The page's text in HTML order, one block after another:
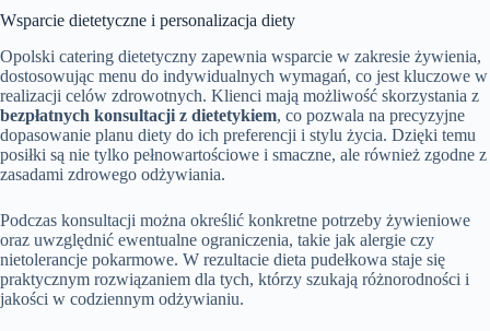
Wsparcie dietetyczne i personalizacja diety
Opolski catering dietetyczny zapewnia wsparcie w zakresie żywienia,
dostosowując menu do indywidualnych wymagań, co jest kluczowe w
realizacji celów zdrowotnych. Klienci mają możliwość skorzystania z
bezpłatnych konsultacji z dietetykiem, co pozwala na precyzyjne
dopasowanie planu diety do ich preferencji i stylu życia. Dzięki temu
posiłki są nie tylko pełnowartościowe i smaczne, ale również zgodne z
zasadami zdrowego odżywiania.
Podczas konsultacji można określić konkretne potrzeby żywieniowe
oraz uwzględnić ewentualne ograniczenia, takie jak alergie czy
nietolerancje pokarmowe. W rezultacie dieta pudełkowa staje się
praktycznym rozwiązaniem dla tych, którzy szukają różnorodności i
jakości w codziennym odżywianiu.